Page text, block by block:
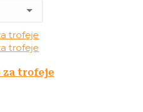
za trofeje